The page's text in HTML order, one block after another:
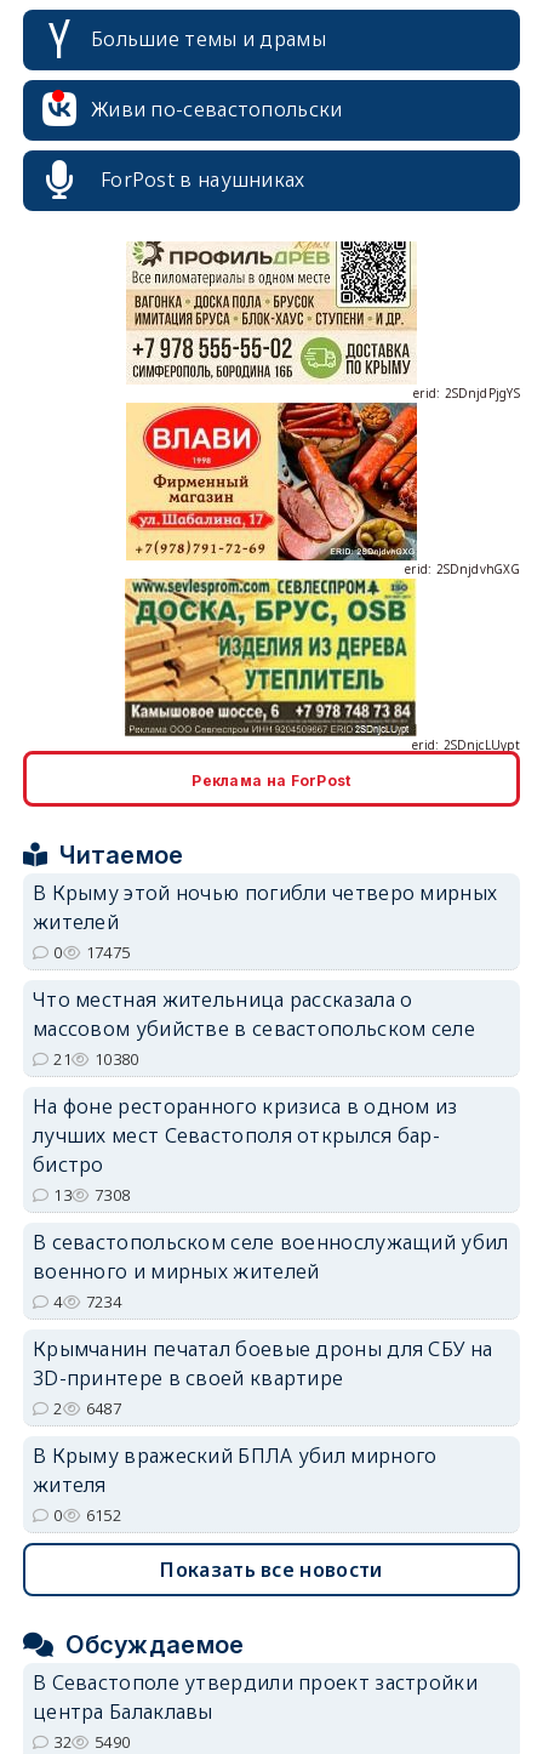
Большие темы и драмы
Живи по-севастопольски
ForPost в наушниках
erid: 2SDnjdPjgYS
erid: 2SDnjdvhGXG
Реклама на ForPost
Читаемое
В Крыму этой ночью погибли четверо мирных
жителей
0 17475
Что местная жительница рассказала о
массовом убийстве в севастопольском селе
21 10380
На фоне ресторанного кризиса в одном из
лучших мест Севастополя открылся бар-
бистро
13 7308
В севастопольском селе военнослужащий убил
военного и мирных жителей
4 7234
Крымчанин печатал боевые дроны для СБУ на
3D-принтере в своей квартире
2 6487
В Крыму вражеский БПЛА убил мирного
жителя
0 6152
Показать все новости
Обсуждаемое
В Севастополе утвердили проект застройки
центра Балаклавы
32 5490